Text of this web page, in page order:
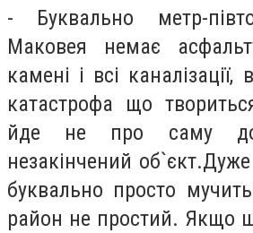
- Буквально метр-
Маковея немає
камені і всі каналізації,
катастрофа що
йде не про саму
незакінчений
буквально просто
район не простий. Якщо